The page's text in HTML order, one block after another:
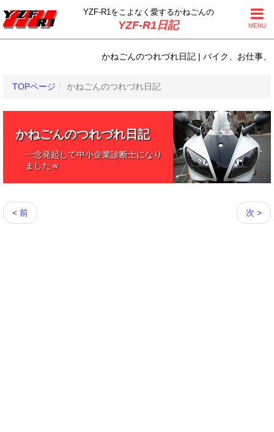
MENU
YZF-R1をこよなく 愛するかねごんの
YZF-R1日記
かねごんのつれづれ日記 | バイク、お仕事
TOPページ かねごんのつれづれ日記
かねごんのつれづれ日記
一念発起して中小企業診断士になり
ましたｗ
< 前 次 >